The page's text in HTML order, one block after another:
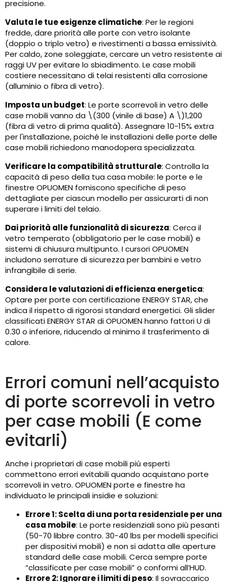
precisione.
Valuta le tue esigenze climatiche: Per le regioni
fredde, dare priorità alle porte con vetro isolante
(doppio o triplo vetro) e rivestimenti a bassa emissività.
Per caldo, zone soleggiate, cercare un vetro resistente ai
raggi UV per evitare lo sbiadimento. Le case mobili
costiere necessitano di telai resistenti alla corrosione
(alluminio o fibra di vetro).
Imposta un budget: Le porte scorrevoli in vetro delle
case mobili vanno da \(300 (vinile di base) A \)1,200
(fibra di vetro di prima qualità). Assegnare 10-15% extra
per l'installazione, poiché le installazioni delle porte delle
case mobili richiedono manodopera specializzata.
Verificare la compatibilità strutturale: Controlla la
capacità di peso della tua casa mobile: le porte e le
finestre OPUOMEN forniscono specifiche di peso
dettagliate per ciascun modello per assicurarti di non
superare i limiti del telaio.
Dai priorità alle funzionalità di sicurezza: Cerca il
vetro temperato (obbligatorio per le case mobili) e
sistemi di chiusura multipunto. I cursori OPUOMEN
includono serrature di sicurezza per bambini e vetro
infrangibile di serie.
Considera le valutazioni di efficienza energetica:
Optare per porte con certificazione ENERGY STAR, che
indica il rispetto di rigorosi standard energetici. Gli slider
classificati ENERGY STAR di OPUOMEN hanno fattori U di
0.30 o inferiore, riducendo al minimo il trasferimento di
calore.
Errori comuni nell’acquisto
di porte scorrevoli in vetro
per case mobili (E come
evitarli)
Anche i proprietari di case mobili più esperti
commettono errori evitabili quando acquistano porte
scorrevoli in vetro. OPUOMEN porte e finestre ha
individuato le principali insidie ​​e soluzioni:
Errore 1: Scelta di una porta residenziale per una
casa mobile: Le porte residenziali sono più pesanti
(50-70 libbre contro. 30-40 lbs per modelli specifici
per dispositivi mobili) e non si adatta alle aperture
standard delle case mobili. Cerca sempre porte
“classificate per case mobili” o conformi all’HUD.
Errore 2: Ignorare i limiti di peso: Il sovraccarico